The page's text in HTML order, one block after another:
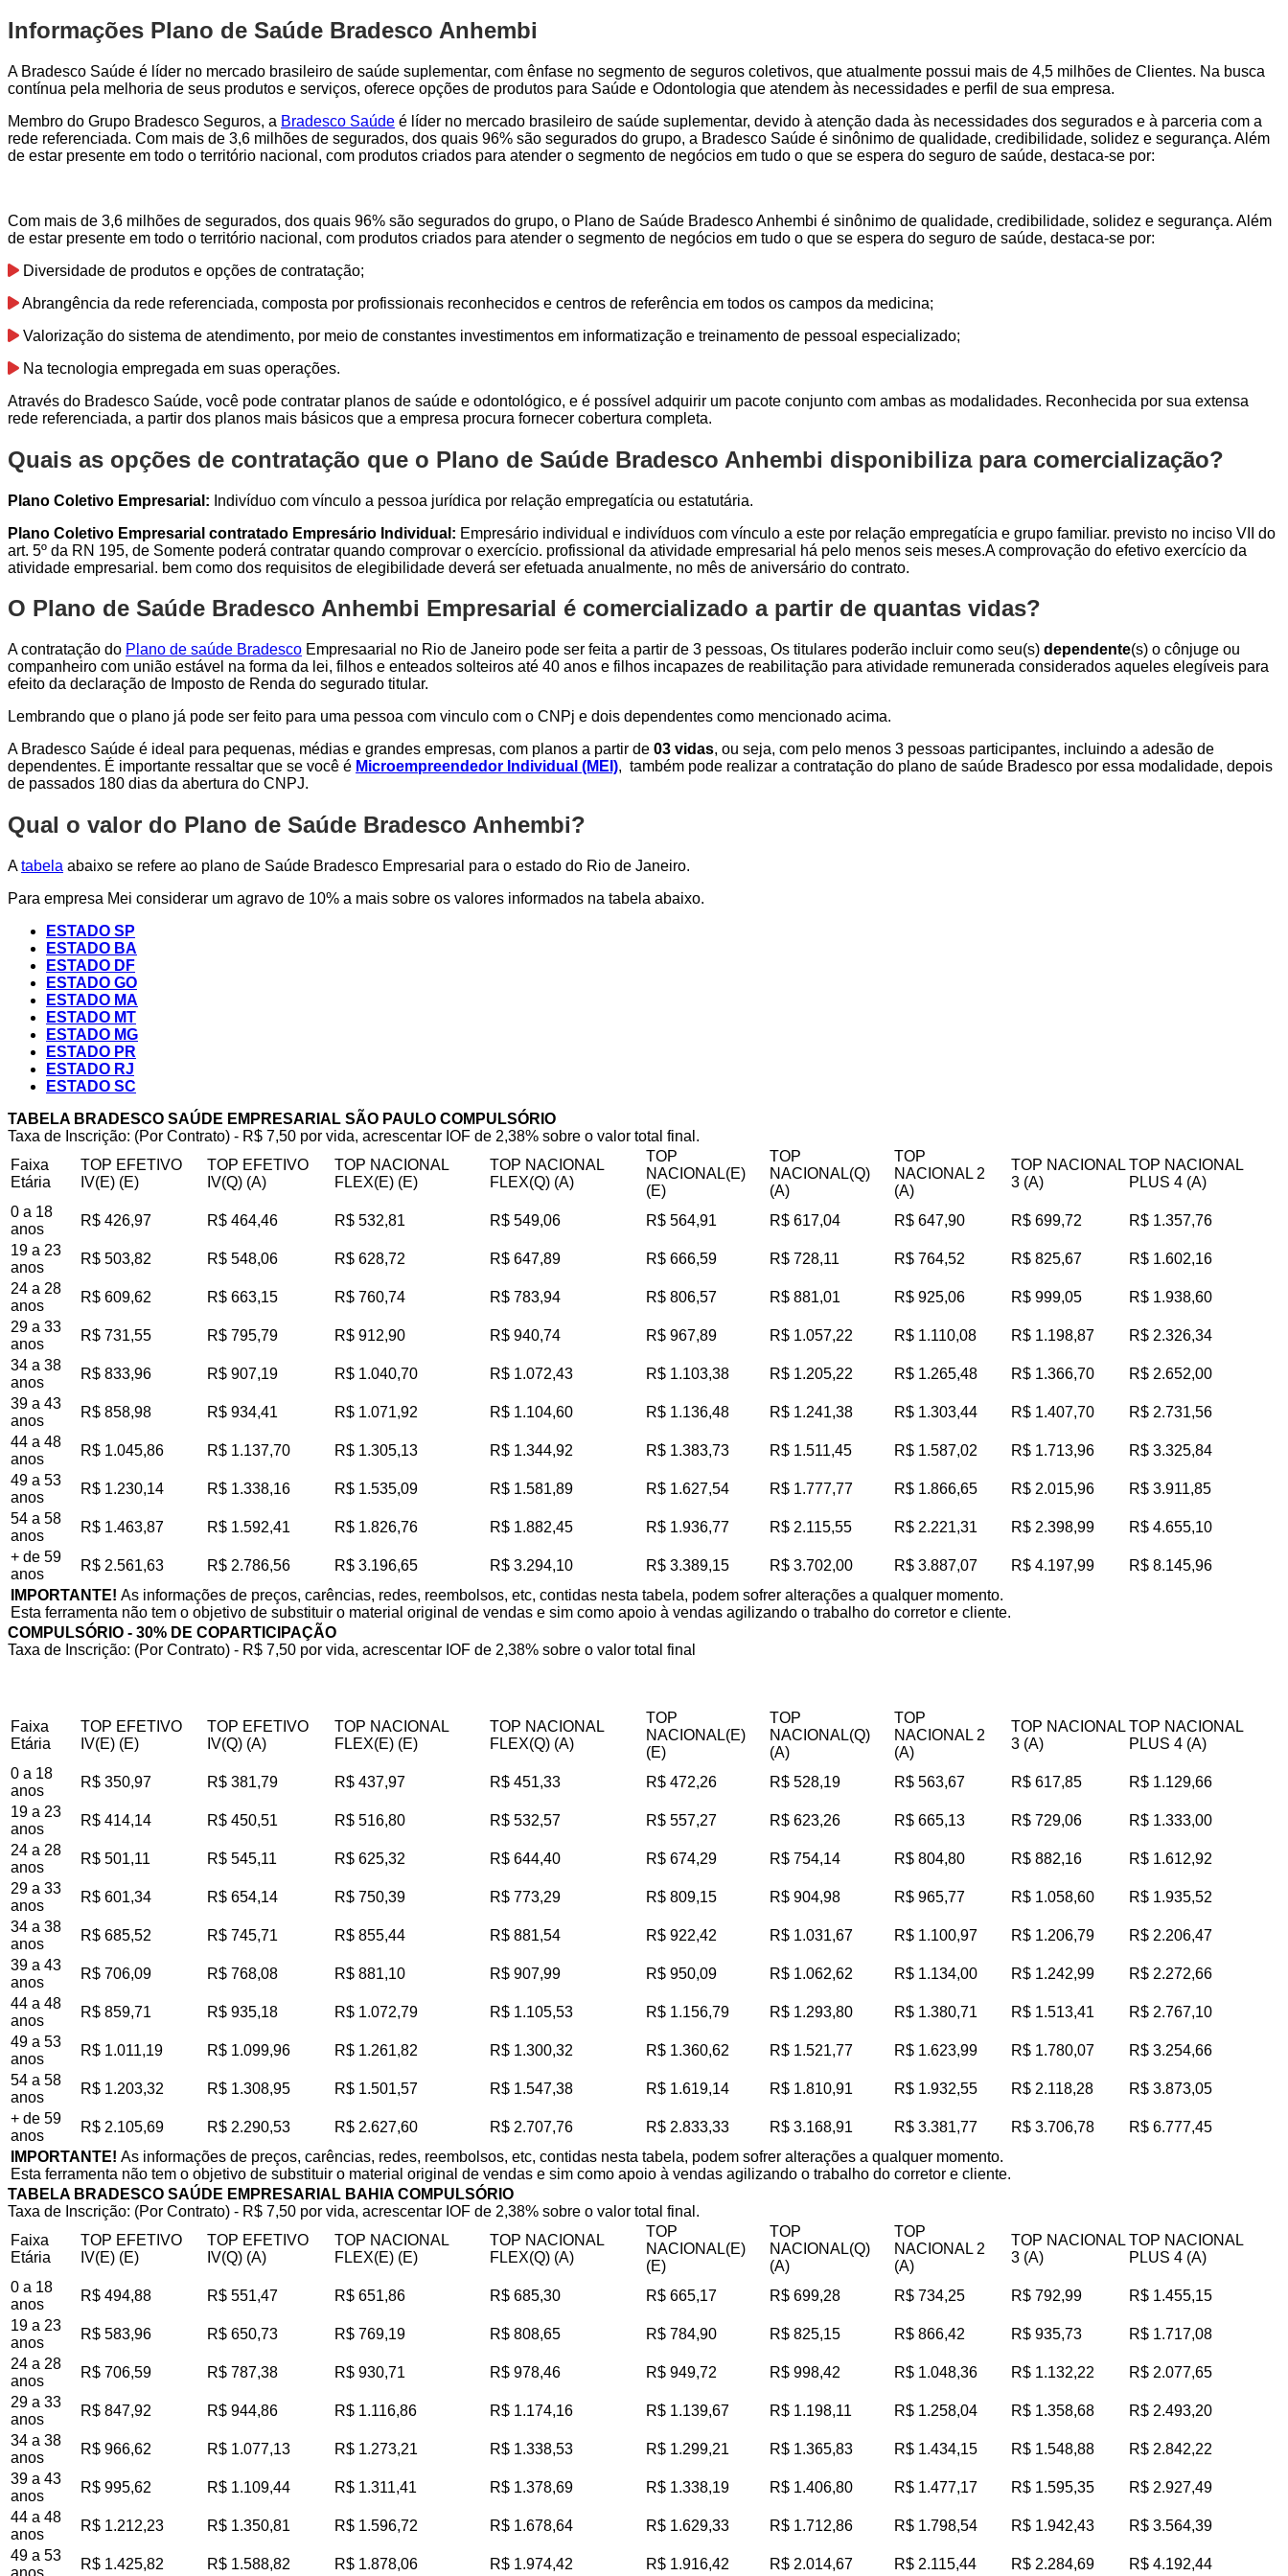
Informações Plano de Saúde Bradesco Anhembi
A Bradesco Saúde é líder no mercado brasileiro de saúde suplementar, com ênfase no segmento de seguros coletivos, que atualmente possui mais de 4,5 milhões de Clientes. Na busca
contínua pela melhoria de seus produtos e serviços, oferece opções de produtos para Saúde e Odontologia que atendem às necessidades e perfil de sua empresa.
Membro do Grupo Bradesco Seguros, a Bradesco Saúde é líder no mercado brasileiro de saúde suplementar, devido à atenção dada às necessidades dos segurados e à parceria com a
rede referenciada. Com mais de 3,6 milhões de segurados, dos quais 96% são segurados do grupo, a Bradesco Saúde é sinônimo de qualidade, credibilidade, solidez e segurança. Além
de estar presente em todo o território nacional, com produtos criados para atender o segmento de negócios em tudo o que se espera do seguro de saúde, destaca-se por:
Com mais de 3,6 milhões de segurados, dos quais 96% são segurados do grupo, o Plano de Saúde Bradesco Anhembi é sinônimo de qualidade, credibilidade, solidez e segurança. Além
de estar presente em todo o território nacional, com produtos criados para atender o segmento de negócios em tudo o que se espera do seguro de saúde, destaca-se por:
Diversidade de produtos e opções de contratação;
Abrangência da rede referenciada, composta por profissionais reconhecidos e centros de referência em todos os campos da medicina;
Valorização do sistema de atendimento, por meio de constantes investimentos em informatização e treinamento de pessoal especializado;
Na tecnologia empregada em suas operações.
Através do Bradesco Saúde, você pode contratar planos de saúde e odontológico, e é possível adquirir um pacote conjunto com ambas as modalidades. Reconhecida por sua extensa
rede referenciada, a partir dos planos mais básicos que a empresa procura fornecer cobertura completa.
Quais as opções de contratação que o Plano de Saúde Bradesco Anhembi disponibiliza para comercialização?
Plano Coletivo Empresarial: Indivíduo com vínculo a pessoa jurídica por relação empregatícia ou estatutária.
Plano Coletivo Empresarial contratado Empresário Individual: Empresário individual e indivíduos com vínculo a este por relação empregatícia e grupo familiar. previsto no inciso VII do
art. 5º da RN 195, de Somente poderá contratar quando comprovar o exercício. profissional da atividade empresarial há pelo menos seis meses.A comprovação do efetivo exercício da
atividade empresarial. bem como dos requisitos de elegibilidade deverá ser efetuada anualmente, no mês de aniversário do contrato.
O Plano de Saúde Bradesco Anhembi Empresarial é comercializado a partir de quantas vidas?
A contratação do Plano de saúde Bradesco Empresaarial no Rio de Janeiro pode ser feita a partir de 3 pessoas, Os titulares poderão incluir como seu(s) dependente(s) o cônjuge ou
companheiro com união estável na forma da lei, filhos e enteados solteiros até 40 anos e filhos incapazes de reabilitação para atividade remunerada considerados aqueles elegíveis para
efeito da declaração de Imposto de Renda do segurado titular.
Lembrando que o plano já pode ser feito para uma pessoa com vinculo com o CNPj e dois dependentes como mencionado acima.
A Bradesco Saúde é ideal para pequenas, médias e grandes empresas, com planos a partir de 03 vidas, ou seja, com pelo menos 3 pessoas participantes, incluindo a adesão de
dependentes. É importante ressaltar que se você é Microempreendedor Individual (MEI), também pode realizar a contratação do plano de saúde Bradesco por essa modalidade, depois
de passados 180 dias da abertura do CNPJ.
Qual o valor do Plano de Saúde Bradesco Anhembi?
Atabela abaixo se refere ao plano de Saúde Bradesco Empresarial para o estado do Rio de Janeiro.
Para empresa Mei considerar um agravo de 10% a mais sobre os valores informados na tabela abaixo.
ESTADO SP
ESTADO BA
ESTADO DF
ESTADO GO
ESTADO MA
ESTADO MT
ESTADO MG
ESTADO PR
ESTADO RJ
ESTADO SC
TABELA BRADESCO SAÚDE EMPRESARIAL SÃO PAULO COMPULSÓRIO
Taxa de Inscrição: (Por Contrato) - R$ 7,50 por vida, acrescentar IOF de 2,38% sobre o valor total final.
Faixa
Etária
TOP EFETIVO
IV(E) (E)
TOP EFETIVO
IV(Q) (A)
TOP NACIONAL
FLEX(E) (E)
TOP NACIONAL
FLEX(Q) (A)
TOP
NACIONAL(E)
(E)
TOP
NACIONAL(Q)
(A)
TOP
NACIONAL 2
(A)
TOP NACIONAL
3 (A)
TOP NACIONAL
PLUS 4 (A)
0 a 18
anos
R$ 426,97 R$ 464,46 R$ 532,81 R$ 549,06 R$ 564,91 R$ 617,04 R$ 647,90 R$ 699,72
R$ 1.357,76
19 a 23
anos
R$ 503,82 R$ 548,06 R$ 628,72 R$ 647,89 R$ 666,59 R$ 728,11 R$ 764,52 R$ 825,67
R$ 1.602,16
24 a 28
anos
R$ 609,62 R$ 663,15 R$ 760,74 R$ 783,94 R$ 806,57 R$ 881,01 R$ 925,06 R$ 999,05
R$ 1.938,60
29 a 33
anos
R$ 731,55 R$ 795,79 R$ 912,90 R$ 940,74 R$ 967,89 R$ 1.057,22 R$ 1.110,08 R$ 1.198,87
R$ 2.326,34
34 a 38
anos
R$ 833,96 R$ 907,19 R$ 1.040,70 R$ 1.072,43 R$ 1.103,38 R$ 1.205,22 R$ 1.265,48 R$ 1.366,70
R$ 2.652,00
39 a 43
anos
R$ 858,98 R$ 934,41 R$ 1.071,92 R$ 1.104,60 R$ 1.136,48 R$ 1.241,38 R$ 1.303,44 R$ 1.407,70
R$ 2.731,56
44 a 48
anos
R$ 1.045,86 R$ 1.137,70 R$ 1.305,13 R$ 1.344,92 R$ 1.383,73 R$ 1.511,45 R$ 1.587,02 R$ 1.713,96
R$ 3.325,84
49 a 53
anos
R$ 1.230,14 R$ 1.338,16 R$ 1.535,09 R$ 1.581,89 R$ 1.627,54 R$ 1.777,77 R$ 1.866,65 R$ 2.015,96
R$ 3.911,85
54 a 58
anos
R$ 1.463,87 R$ 1.592,41 R$ 1.826,76 R$ 1.882,45 R$ 1.936,77 R$ 2.115,55 R$ 2.221,31 R$ 2.398,99
R$ 4.655,10
+ de 59
anos
R$ 2.561,63 R$ 2.786,56 R$ 3.196,65 R$ 3.294,10 R$ 3.389,15 R$ 3.702,00 R$ 3.887,07 R$ 4.197,99
R$ 8.145,96
IMPORTANTE! As informações de preços, carências, redes, reembolsos, etc, contidas nesta tabela, podem sofrer alterações a qualquer momento.
Esta ferramenta não tem o objetivo de substituir o material original de vendas e sim como apoio à vendas agilizando o trabalho do corretor e cliente.
COMPULSÓRIO - 30% DE COPARTICIPAÇÃO
Taxa de Inscrição: (Por Contrato) - R$ 7,50 por vida, acrescentar IOF de 2,38% sobre o valor total final
Faixa
Etária
TOP EFETIVO
IV(E) (E)
TOP EFETIVO
IV(Q) (A)
TOP NACIONAL
FLEX(E) (E)
TOP NACIONAL
FLEX(Q) (A)
TOP
NACIONAL(E)
(E)
TOP
NACIONAL(Q)
(A)
TOP
NACIONAL 2
(A)
TOP NACIONAL
3 (A)
TOP NACIONAL
PLUS 4 (A)
0 a 18
anos
R$ 350,97 R$ 381,79 R$ 437,97 R$ 451,33 R$ 472,26 R$ 528,19 R$ 563,67 R$ 617,85
R$ 1.129,66
19 a 23
anos
R$ 414,14 R$ 450,51 R$ 516,80 R$ 532,57 R$ 557,27 R$ 623,26 R$ 665,13 R$ 729,06
R$ 1.333,00
24 a 28
anos
R$ 501,11 R$ 545,11 R$ 625,32 R$ 644,40 R$ 674,29 R$ 754,14 R$ 804,80 R$ 882,16
R$ 1.612,92
29 a 33
anos
R$ 601,34 R$ 654,14 R$ 750,39 R$ 773,29 R$ 809,15 R$ 904,98 R$ 965,77 R$ 1.058,60
R$ 1.935,52
34 a 38
anos
R$ 685,52 R$ 745,71 R$ 855,44 R$ 881,54 R$ 922,42 R$ 1.031,67 R$ 1.100,97 R$ 1.206,79
R$ 2.206,47
39 a 43
anos
R$ 706,09 R$ 768,08 R$ 881,10 R$ 907,99 R$ 950,09 R$ 1.062,62 R$ 1.134,00 R$ 1.242,99
R$ 2.272,66
44 a 48
anos
R$ 859,71 R$ 935,18 R$ 1.072,79 R$ 1.105,53 R$ 1.156,79 R$ 1.293,80 R$ 1.380,71 R$ 1.513,41
R$ 2.767,10
49 a 53
anos
R$ 1.011,19 R$ 1.099,96 R$ 1.261,82 R$ 1.300,32 R$ 1.360,62 R$ 1.521,77 R$ 1.623,99 R$ 1.780,07
R$ 3.254,66
54 a 58
anos
R$ 1.203,32 R$ 1.308,95 R$ 1.501,57 R$ 1.547,38 R$ 1.619,14 R$ 1.810,91 R$ 1.932,55 R$ 2.118,28
R$ 3.873,05
+ de 59
anos
R$ 2.105,69 R$ 2.290,53 R$ 2.627,60 R$ 2.707,76 R$ 2.833,33 R$ 3.168,91 R$ 3.381,77 R$ 3.706,78
R$ 6.777,45
IMPORTANTE! As informações de preços, carências, redes, reembolsos, etc, contidas nesta tabela, podem sofrer alterações a qualquer momento.
Esta ferramenta não tem o objetivo de substituir o material original de vendas e sim como apoio à vendas agilizando o trabalho do corretor e cliente.
TABELA BRADESCO SAÚDE EMPRESARIAL BAHIA COMPULSÓRIO
Taxa de Inscrição: (Por Contrato) - R$ 7,50 por vida, acrescentar IOF de 2,38% sobre o valor total final.
Faixa
Etária
TOP EFETIVO
IV(E) (E)
TOP EFETIVO
IV(Q) (A)
TOP NACIONAL
FLEX(E) (E)
TOP NACIONAL
FLEX(Q) (A)
TOP
NACIONAL(E)
(E)
TOP
NACIONAL(Q)
(A)
TOP
NACIONAL 2
(A)
TOP NACIONAL
3 (A)
TOP NACIONAL
PLUS 4 (A)
0 a 18
anos
R$ 494,88 R$ 551,47 R$ 651,86 R$ 685,30 R$ 665,17 R$ 699,28 R$ 734,25 R$ 792,99
R$ 1.455,15
19 a 23
anos
R$ 583,96 R$ 650,73 R$ 769,19 R$ 808,65 R$ 784,90 R$ 825,15 R$ 866,42 R$ 935,73
R$ 1.717,08
24 a 28
anos
R$ 706,59 R$ 787,38 R$ 930,71 R$ 978,46 R$ 949,72 R$ 998,42 R$ 1.048,36 R$ 1.132,22
R$ 2.077,65
29 a 33
anos
R$ 847,92 R$ 944,86 R$ 1.116,86 R$ 1.174,16 R$ 1.139,67 R$ 1.198,11 R$ 1.258,04 R$ 1.358,68
R$ 2.493,20
34 a 38
anos
R$ 966,62 R$ 1.077,13 R$ 1.273,21 R$ 1.338,53 R$ 1.299,21 R$ 1.365,83 R$ 1.434,15 R$ 1.548,88
R$ 2.842,22
39 a 43
anos
R$ 995,62 R$ 1.109,44 R$ 1.311,41 R$ 1.378,69 R$ 1.338,19 R$ 1.406,80 R$ 1.477,17 R$ 1.595,35
R$ 2.927,49
44 a 48
anos
R$ 1.212,23 R$ 1.350,81 R$ 1.596,72 R$ 1.678,64 R$ 1.629,33 R$ 1.712,86 R$ 1.798,54 R$ 1.942,43
R$ 3.564,39
49 a 53
R$ 1.425,82 R$ 1.588,82 R$ 1.878,06 R$ 1.974,42 R$ 1.916,42 R$ 2.014,67 R$ 2.115,44 R$ 2.284,69 R$ 4.192,44